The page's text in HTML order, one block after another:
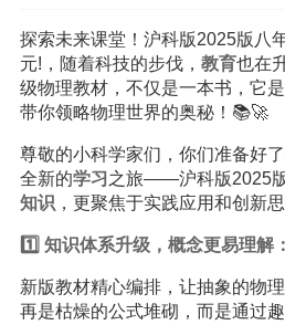
探索未来课堂！沪科版2025版八
元!，随着科技的步伐， 教育也在
级物理教材，不仅是一本书，它
带你领略物理世界的奥秘！📚🚀
尊敬的小科学家们，你们准备好
全新的学习 之旅——沪科版2025
知识 ，更聚焦于实践应用和创新
1️⃣ 知识体系升级，概念更易理解：
新版教材精心编排，让抽象的物
再是枯燥的公式堆砌，而是通过